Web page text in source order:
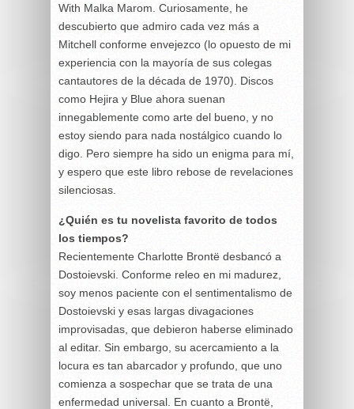
With Malka Marom. Curiosamente, he
descubierto que admiro cada vez más a
Mitchell conforme envejezco (lo opuesto de mi
experiencia con la mayoría de sus colegas
cantautores de la década de 1970). Discos
como Hejira y Blue ahora suenan
innegablemente como arte del bueno, y no
estoy siendo para nada nostálgico cuando lo
digo. Pero siempre ha sido un enigma para mí,
y espero que este libro rebose de revelaciones
silenciosas.
¿Quién es tu novelista favorito de todos
los tiempos?
Recientemente Charlotte Brontë desbancó a
Dostoievski. Conforme releo en mi madurez,
soy menos paciente con el sentimentalismo de
Dostoievski y esas largas divagaciones
improvisadas, que debieron haberse eliminado
al editar. Sin embargo, su acercamiento a la
locura es tan abarcador y profundo, que uno
comienza a sospechar que se trata de una
enfermedad universal. En cuanto a Brontë,